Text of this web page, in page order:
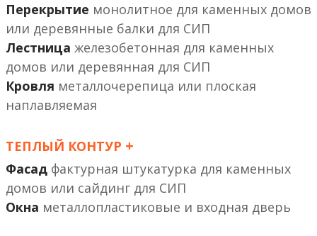
Перекрытие монолитное
или деревянные балки
Лестница железобетонная
или деревянная
Кровля металлочерепица или плоская
наплавляемая
ТЕПЛЫЙ КОНТУР +
Фасад фактурная штукатурка
или сайдинг
Окна металлопластиковые и входная дверь